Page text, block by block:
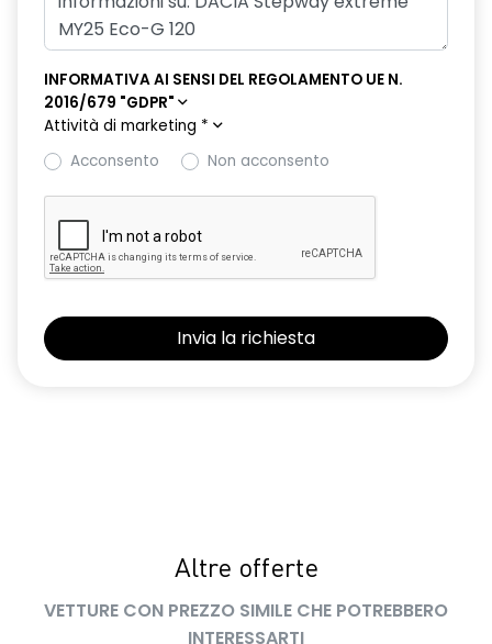
Keep Assist
Luci diurne a LED con firma luminosa
Lunotto termico
Panchetta ribaltabile frazionabile 1/3-2/3
Retrovisori esterni non in tinta carrozzeria
Sedile conducente regolabile in altezza
Sensore angolo morto
Sistema di rilevamento stato di vigilanza del conducente
Volante regolabile in altezza e profondità
INFORMATIVA AI SENSI DEL REGOLAMENTO UE N.
2016/679 "GDPR"
Attività di marketing *
Acconsento
Non acconsento
Altre offerte
VETTURE CON PREZZO SIMILE CHE POTREBBERO
INTERESSARTI